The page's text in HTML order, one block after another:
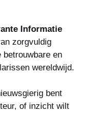
Informatie
zorgvuldig
betrouwbare en
wereldwijd.
bent
of inzicht wilt